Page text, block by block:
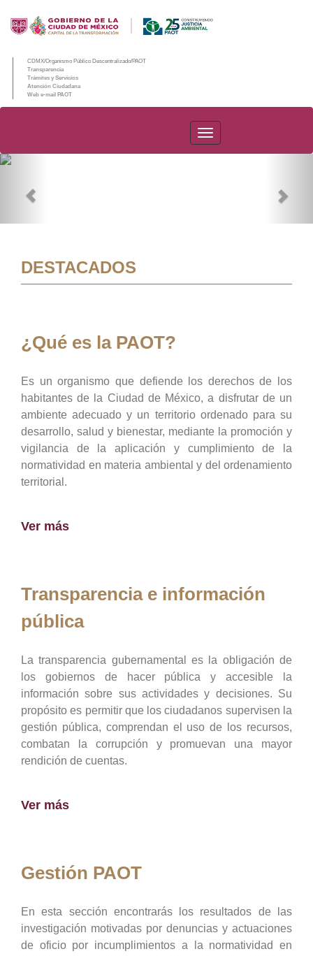
CDMX/Organismo Público Descentralizado/PAOT
Transparencia
Trámites y Servicios
Atención Ciudadana
Web e-mail PAOT
PAOT
DESTACADOS
¿Qué es la PAOT?
Es un organismo que defiende los derechos de los
habitantes de la Ciudad de México, a disfrutar de un
ambiente adecuado y un territorio ordenado para su
desarrollo, salud y bienestar, mediante la promoción y
vigilancia de la aplicación y cumplimiento de la
normatividad en materia ambiental y del ordenamiento
territorial.
Ver más
Transparencia e información
pública
La transparencia gubernamental es la obligación de
los gobiernos de hacer pública y accesible la
información sobre sus actividades y decisiones. Su
propósito es permitir que los ciudadanos supervisen la
gestión pública, comprendan el uso de los recursos,
combatan la corrupción y promuevan una mayor
rendición de cuentas.
Ver más
Gestión PAOT
En esta sección encontrarás los resultados de las
investigación motivadas por denuncias y actuaciones
de oficio por incumplimientos a la normatividad en